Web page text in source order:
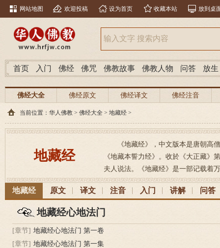
网站地图 欢迎投稿 设为首页 收藏本站 放到桌
首页 入门 佛经 佛咒 佛教故事 佛教人物 问答 放生
佛经大全 佛经原文 佛经译文 佛经注音
当前位置： 华人佛教 > 佛经大全 > 地藏经 >
地藏经
《地藏经》，中文版本是唐朝高
《地藏本誓力经》。收於《大正藏》
夫人说法。《地藏经》是一部记载着
地藏经 原文 译文 注音 入门 讲解 问答
地藏经心地法门
[章节] 地藏经心地法门 第一卷
[章节] 地藏经心地法门 第一集